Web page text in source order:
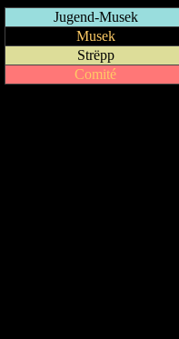
Jugend-Musek
Musek
Strëpp
Comité